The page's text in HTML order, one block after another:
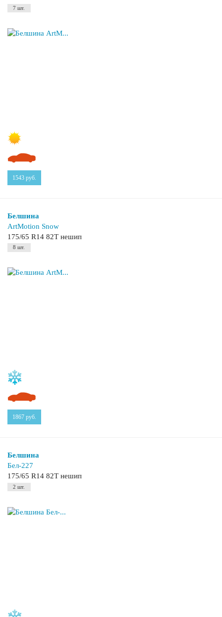
7 шт.
1543 руб.
Белшина
ArtMotion Snow
175/65 R14 82T нешип
8 шт.
1867 руб.
Белшина
Бел-227
175/65 R14 82T нешип
2 шт.